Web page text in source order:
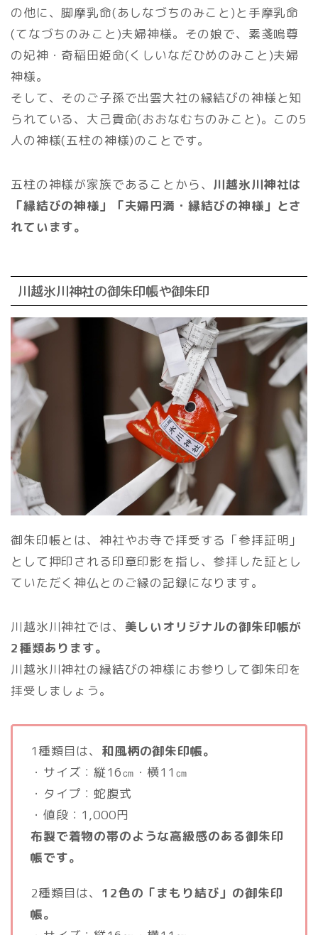
の他に、脚摩乳命(あしなづちのみこと)と手摩乳命
(てなづちのみこと)夫婦神様。その娘で、素戔嗚尊
の妃神・奇稲田姫命(くしいなだひめのみこと)夫婦
神様。
そして、そのご子孫で出雲大社の縁結びの神様と知
られている、大己貴命(おおなむちのみこと)。この5
人の神様(五柱の神様)のことです。
五柱の神様が家族であることから、 川越氷川神社は
「縁結びの神様」「夫婦円満・縁結びの神様」とさ
れています。
川越氷川神社の御朱印帳や御朱印
御朱印帳とは、神社やお寺で拝受する「参拝証明」
として押印される印章印影を指し、参拝した証とし
ていただく神仏とのご縁の記録になります。
川越氷川神社では、 美しいオリジナルの御朱印帳が
2種類あります。
川越氷川神社の縁結びの神様にお参りして御朱印を
拝受しましょう。
1種類目は、 和風柄の御朱印帳。
・サイズ：縦16㎝・横11㎝
・タイプ：蛇腹式
・値段：1,000円
布製で着物の帯のような高級感のある御朱印
帳です。
2種類目は、 12色の「まもり結び」の御朱印
帳。